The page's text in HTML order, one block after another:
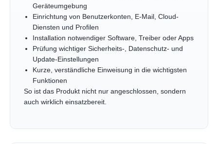
Geräteumgebung
Einrichtung von Benutzerkonten, E-Mail, Cloud-
Diensten und Profilen
Installation notwendiger Software, Treiber oder Apps
Prüfung wichtiger Sicherheits-, Datenschutz- und
Update-Einstellungen
Kurze, verständliche Einweisung in die wichtigsten
Funktionen
So ist das Produkt nicht nur angeschlossen, sondern
auch wirklich einsatzbereit.